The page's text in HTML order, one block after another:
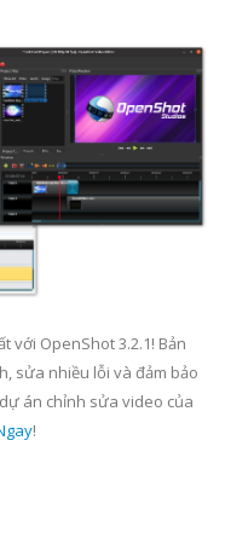
với OpenShot 3.2.1! Bản
sửa nhiều lỗi và đảm bảo
án chỉnh sửa video của
!